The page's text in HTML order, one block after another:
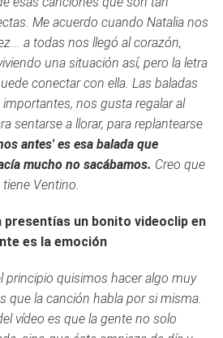
Me acuerdo cuando Natalia nos
a todas nos llegó al corazón,
una situación así, pero la letra
conectar con ella. Las baladas
nos gusta regalar al
sentarse a llorar, para replantearse
antes' es esa balada que
mucho no sacábamos. Creo que
Ventino.
presentías un bonito videoclip en
es la emoción
principio quisimos hacer algo muy
que la canción habla por si misma.
vídeo es que la gente no solo